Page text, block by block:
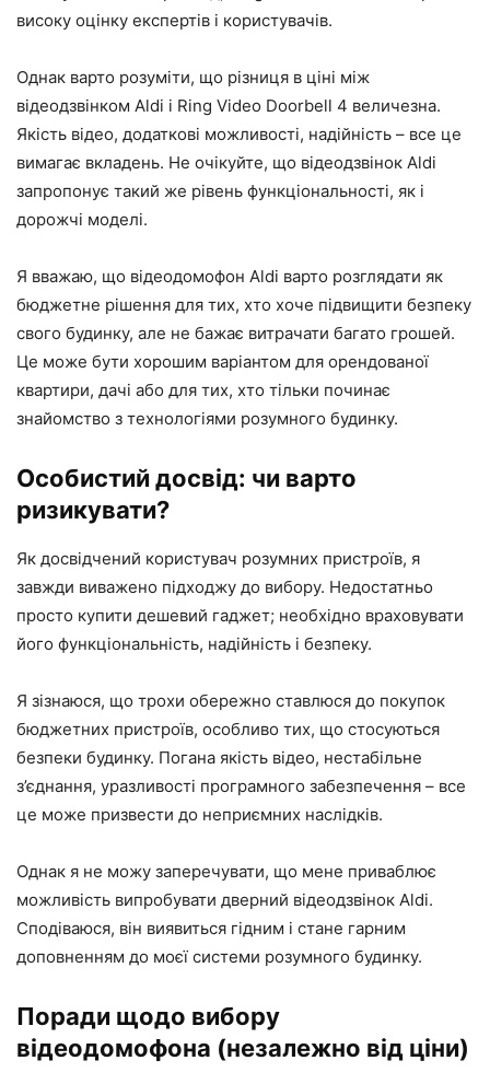
високу оцінку експертів і користувачів.
Однак варто розуміти, що різниця в ціні між
відеодзвінком Aldi і Ring Video Doorbell 4 величезна.
Якість відео, додаткові можливості, надійність – все це
вимагає вкладень. Не очікуйте, що відеодзвінок Aldi
запропонує такий же рівень функціональності, як і
дорожчі моделі.
Я вважаю, що відеодомофон Aldi варто розглядати як
бюджетне рішення для тих, хто хоче підвищити безпеку
свого будинку, але не бажає витрачати багато грошей.
Це може бути хорошим варіантом для орендованої
квартири, дачі або для тих, хто тільки починає
знайомство з технологіями розумного будинку.
Особистий досвід: чи варто
ризикувати?
Як досвідчений користувач розумних пристроїв, я
завжди виважено підходжу до вибору. Недостатньо
просто купити дешевий гаджет; необхідно враховувати
його функціональність, надійність і безпеку.
Я зізнаюся, що трохи обережно ставлюся до покупок
бюджетних пристроїв, особливо тих, що стосуються
безпеки будинку. Погана якість відео, нестабільне
з’єднання, уразливості програмного забезпечення – все
це може призвести до неприємних наслідків.
Однак я не можу заперечувати, що мене приваблює
можливість випробувати дверний відеодзвінок Aldi.
Сподіваюся, він виявиться гідним і стане гарним
доповненням до моєї системи розумного будинку.
Поради щодо вибору
відеодомофона (незалежно від ціни)